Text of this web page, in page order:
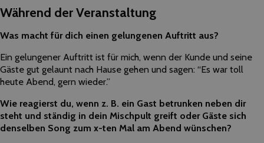
Während der Veranstaltung
Was macht für dich einen gelungenen Auftritt aus?
Ein gelungener Auftritt ist für mich, wenn der Kunde und seine
Gäste gut gelaunt nach Hause gehen und sagen: “Es war toll
heute Abend, gern wieder.”
Wie reagierst du, wenn z. B. ein Gast betrunken neben dir
steht und ständig in dein Mischpult greift oder Gäste sich
denselben Song zum x-ten Mal am Abend wünschen?